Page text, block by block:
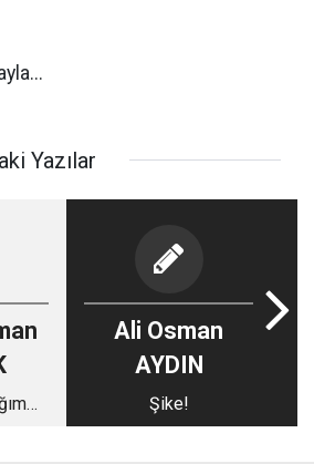
Yazılar
Ali Osman
AYDIN
Şike!